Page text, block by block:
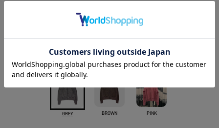
￥41,800税込
380ポイント付与
カラー
GREY BROWN PINK